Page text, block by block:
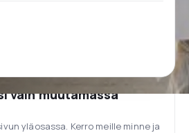
vain muutamassa
yläosassa. Kerro meille minne ja